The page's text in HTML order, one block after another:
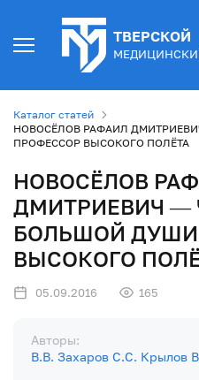
ТВЕРСКОЙ
Каталог статей
НОВОСЁЛОВ РАФАИЛ
ПРОФЕССОР ВЫСОКОГО ПОЛЁТА
НОВОСЁЛОВ
ДМИТРИЕВИЧ —
БОЛЬШОЙ
ВЫСОКОГО
05.09.2016 165
Авторы:
В.В. Захаров С.С. Крылов